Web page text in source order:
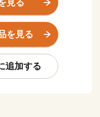
ん、当市の自然や歴
さと納税を通じて伊那
れば幸いです。
見る
を見る
追加する